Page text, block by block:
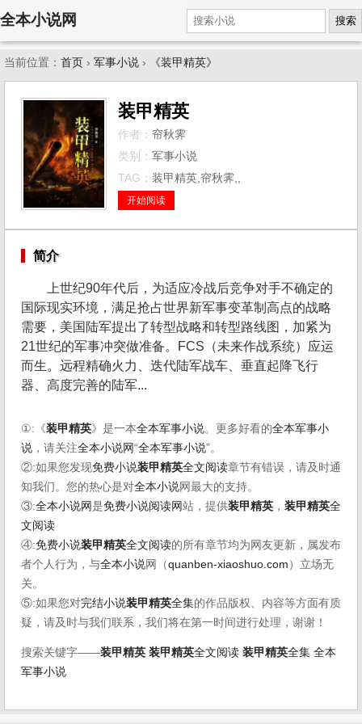
全本小说网 搜索
当前位置： 首页 › 军事小说 › 《装甲精英》
装甲精英
作者： 帘秋霁
类别： 军事小说
TAG： 装甲精英,帘秋霁,,
开始阅读
简介
上世纪90年代后，为适应冷战后竞争对手不确定的
国际现实环境，满足抢占世界新军事变革制高点的战略
需要，美国陆军提出了转型战略和转型路线图，加紧为
21世纪的军事冲突做准备。FCS（未来作战系统）应运
而生。远程精确火力、迭代陆军战车、垂直起降飞行
器、高度完善的陆军...
①:《装甲精英》是一本全本军事小说。更多好看的全本军事小
说 ，请关注全本小说网“全本军事小说”。
②:如果您发现免费小说装甲精英全文阅读章节有错误，请及时通
知我们。您的热心是对全本小说网最大的支持。
③:全本小说网是免费小说阅读网站，提供装甲精英 ， 装甲精英全
文阅读
④:免费小说装甲精英全文阅读的所有章节均为网友更新，属发布
者个人行为，与全本小说网（quanben-xiaoshuo.com ）立场无
关。
⑤:如果您对完结小说装甲精英全集的作品版权、内容等方面有质
疑，请及时与我们联系，我们将在第一时间进行处理，谢谢！
搜索关键字——装甲精英 装甲精英全文阅读 装甲精英全集 全本
军事小说